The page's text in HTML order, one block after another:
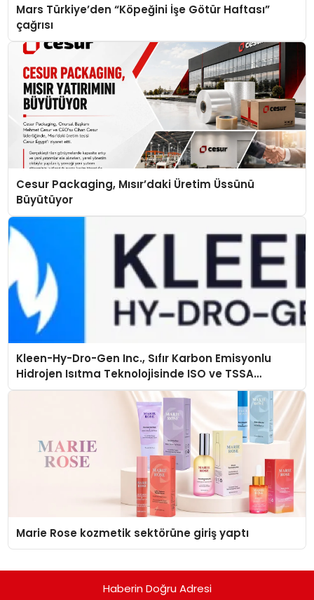
Mars Türkiye’den “Köpeğini İşe Götür Haftası”
çağrısı
Cesur Packaging, Mısır’daki Üretim Üssünü
Büyütüyor
Kleen-Hy-Dro-Gen Inc., Sıfır Karbon Emisyonlu
Hidrojen Isıtma Teknolojisinde ISO ve TSSA
Düzenleyici Onaylarını Aldı
Marie Rose kozmetik sektörüne giriş yaptı
Haberin Doğru Adresi